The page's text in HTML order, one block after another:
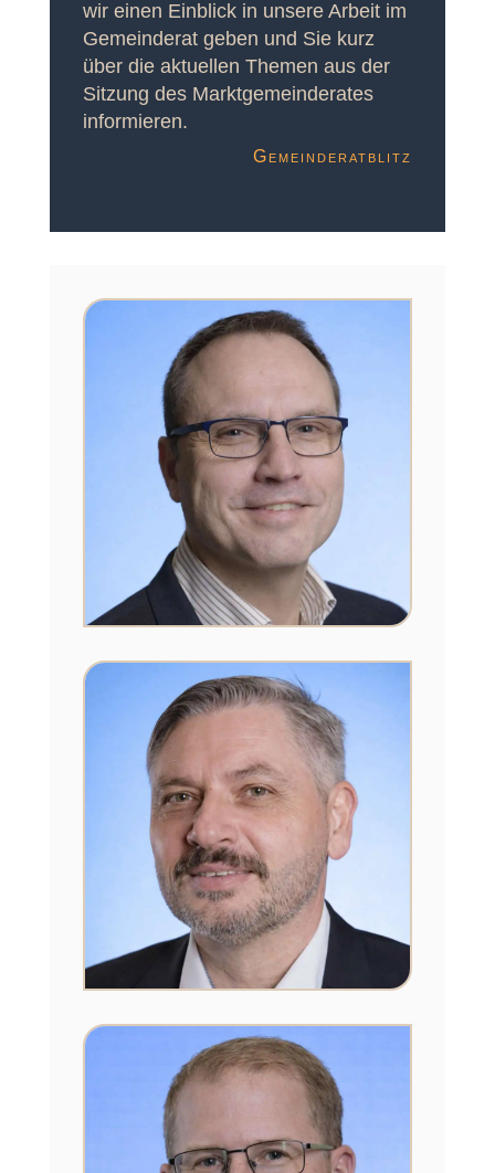
wir einen Einblick in unsere Arbeit im
Gemeinderat geben und Sie kurz
über die aktuellen Themen aus der
Sitzung des Marktgemeinderates
informieren.
Gemeinderatblitz